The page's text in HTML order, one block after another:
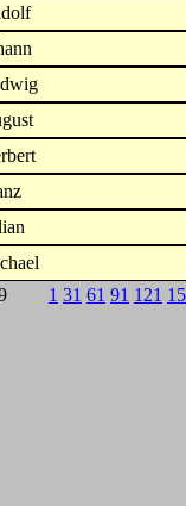
1 31 61 91 121